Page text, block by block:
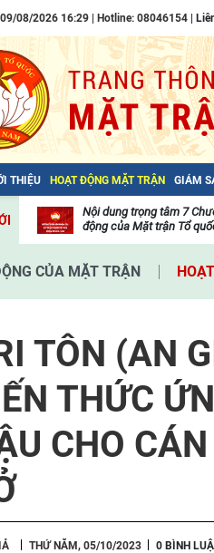
08/2026 16:29 | Hotline: 08046154 |
THIỆU HOẠT ĐỘNG MẶT TRẬN GIÁM
viện
Nội dung trọng tâm 7
động của Mặt trận Tổ
CỦA MẶT TRẬN
TÔN (AN
THỨC
CHO
THỨ NĂM, 05/10/2023 0 BÌNH